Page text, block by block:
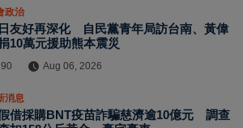
政治
友好再深化 自民黨青年局訪台南、黃偉
10萬元援助熊本震災
90 Aug 06, 2026
消息
借採購BNT疫苗詐騙慈濟逾10億元 調查